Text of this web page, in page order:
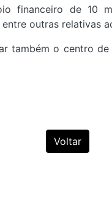
financeiro de 10
outras relativas
também o centro
Voltar